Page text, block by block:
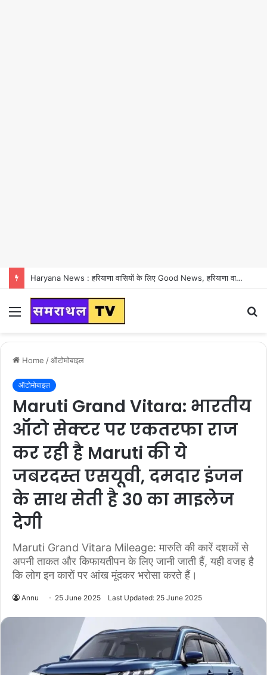
Haryana News : हरियाणा वासियों के लिए Good News, हरियाणा वासियों का गुरुग्राम में अपना घर लेने का सपना होगा साकार
Menu
Home /ऑटोमोबाइल
ऑटोमोबाइल
Maruti Grand Vitara: भारतीय
ऑटो सेक्टर पर एकतरफा राज
कर रही है Maruti की ये
जबरदस्त एसयूवी, दमदार इंजन
के साथ सेती है 30 का माइलेज
देगी
Maruti Grand Vitara Mileage: मारुति की कारें दशकों से
अपनी ताकत और किफायतीपन के लिए जानी जाती हैं, यही वजह है
कि लोग इन कारों पर आंख मूंदकर भरोसा करते हैं।
Annu 25 June 2025 Last Updated: 25 June 2025